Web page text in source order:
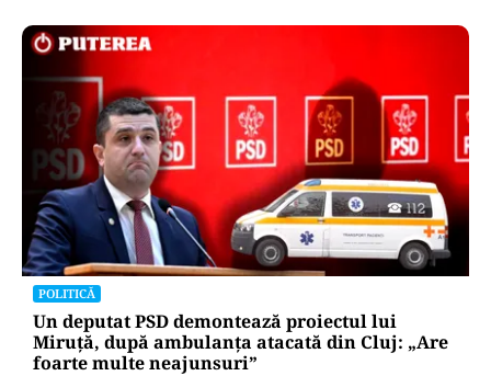
POLITICĂ
Un deputat PSD demontează proiectul lui
Miruță, după ambulanța atacată din Cluj: „Are
foarte multe neajunsuri”